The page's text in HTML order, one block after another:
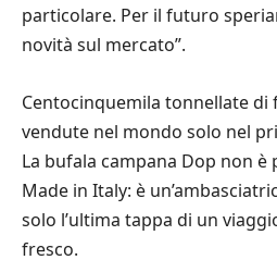
particolare. Per il futuro
novità sul mercato”.
Centocinquemila tonnellate
vendute nel mondo solo nel
La bufala campana Dop non
Made in Italy: è
solo l’ultima tappa di un
fresco.